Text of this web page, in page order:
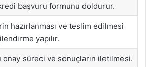
başvuru formunu doldurur.
hazırlanması ve teslim edilmesi
yapılır.
onay süreci ve sonuçların iletilmesi.